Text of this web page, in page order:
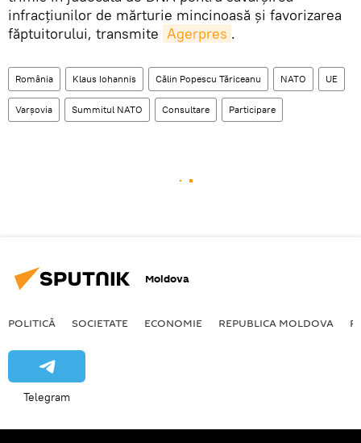
infracțiunilor de mărturie mincinoasă și favorizarea
făptuitorului, transmite Agerpres .
România Klaus Iohannis Călin Popescu Tăriceanu NATO UE
Varșovia Summitul NATO Consultare Participare
Moldova
POLITICĂ SOCIETATE ECONOMIE REPUBLICA MOLDOVA
Telegram